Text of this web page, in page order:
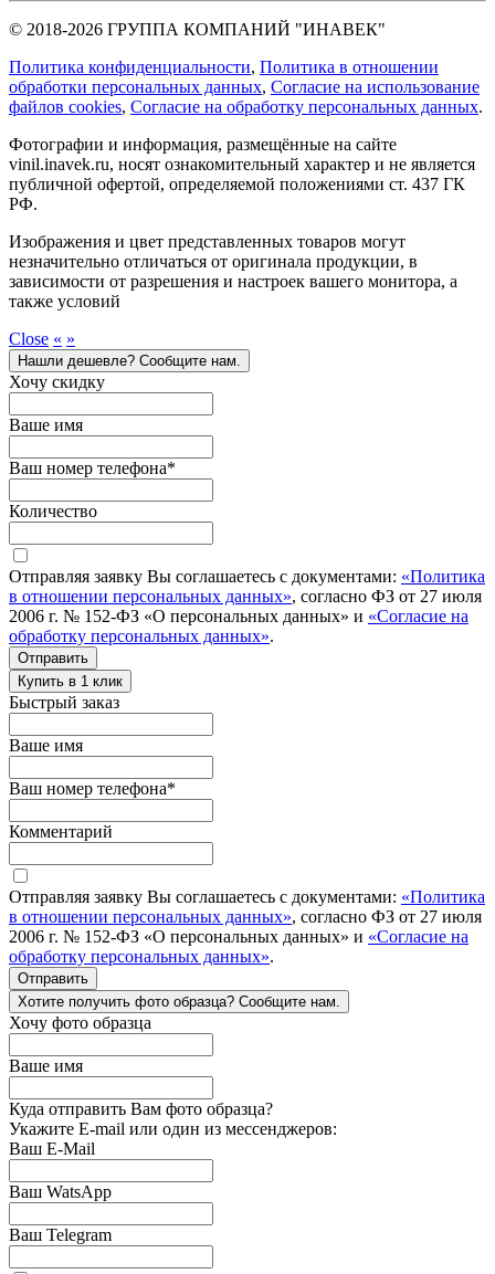
© 2018-2026 ГРУППА КОМПАНИЙ "ИНАВЕК"
Политика конфиденциальности, Политика в отношении
обработки персональных данных, Cогласие на использование
файлов cookies, Согласие на обработку персональных данных.
Фотографии и информация, размещённые на сайте
vinil.inavek.ru, носят ознакомительный характер и не является
публичной офертой, определяемой положениями ст. 437 ГК
РФ.
Изображения и цвет представленных товаров могут
незначительно отличаться от оригинала продукции, в
зависимости от разрешения и настроек вашего монитора, а
также условий
Close « »
Нашли дешевле? Сообщите нам.
Хочу скидку
Ваше имя
Ваш номер телефона*
Количество
Отправляя заявку Вы соглашаетесь с документами: «Политика
в отношении персональных данных», согласно ФЗ от 27 июля
2006 г. № 152-ФЗ «О персональных данных» и «Согласие на
обработку персональных данных».
Отправить
Купить в 1 клик
Быстрый заказ
Ваше имя
Ваш номер телефона*
Комментарий
Отправляя заявку Вы соглашаетесь с документами: «Политика
в отношении персональных данных», согласно ФЗ от 27 июля
2006 г. № 152-ФЗ «О персональных данных» и «Согласие на
обработку персональных данных».
Отправить
Хотите получить фото образца? Сообщите нам.
Хочу фото образца
Ваше имя
Куда отправить Вам фото образца?
Укажите E-mail или один из мессенджеров:
Ваш E-Mail
Ваш WatsApp
Ваш Telegram